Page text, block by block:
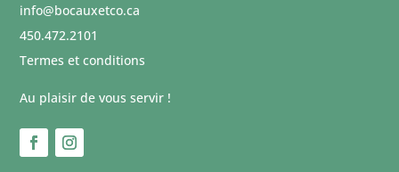
info@bocauxetco.ca
450.472.2101
Termes et conditions
Au plaisir de vous servir !